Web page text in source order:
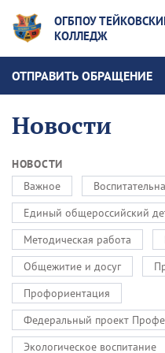
ОГБПОУ
КОЛЛЕДЖ
ОТПРАВИТЬ ОБРАЩЕНИЕ
Новости
НОВОСТИ
Важное
Единый общероссийский
Методическая работа
Общежитие и досуг
Профориентация
Федеральный проект
Экологическое воспитание